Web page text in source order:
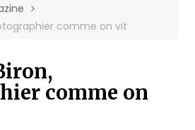
comme on vit
comme on